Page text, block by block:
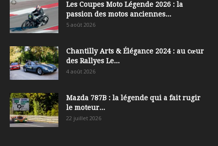
Les Coupes Moto Légende 2026 : la
passion des motos anciennes...
5 août 2026
Chantilly Arts & Élégance 2024 : au cœur
des Rallyes Le...
4 août 2026
Mazda 787B : la légende qui a fait rugir
le moteur...
22 juillet 2026